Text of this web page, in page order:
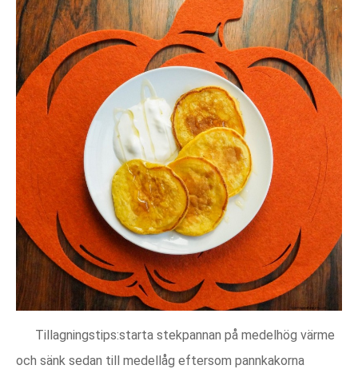
Tillagningstips:starta stekpannan på medelhög värme
och sänk sedan till medellåg eftersom pannkakorna